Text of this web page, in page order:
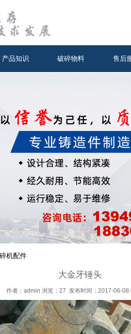
产品知识 破碎物料 售后
机配件
大金牙锤头
作者：admin 浏览：27 发布时间：2017-06-08